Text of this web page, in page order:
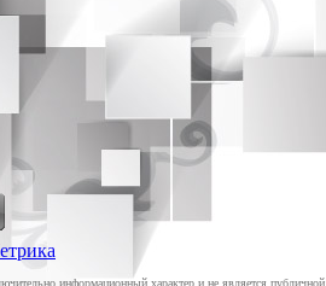
информационный характер и не является